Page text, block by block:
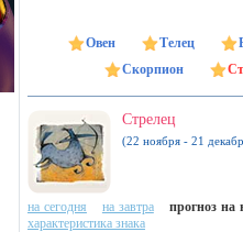
Овен Телец
Скорпион
Стрелец
(22 ноября - 21
на сегодня на завтра
прогноз на
характеристика знака